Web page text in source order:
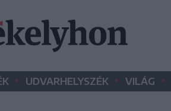
• UDVARHELYSZÉK • VILÁG •